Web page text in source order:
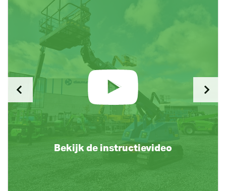
Bekijk de instructievideo